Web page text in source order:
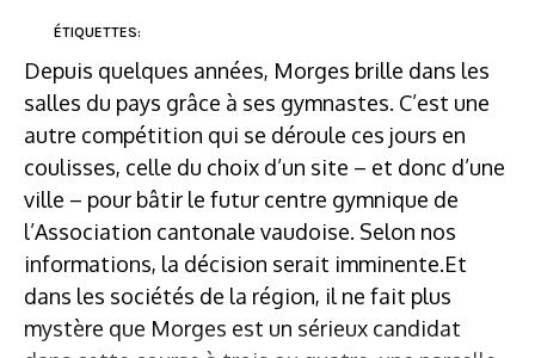
ÉTIQUETTES:
Depuis quelques années, Morges brille dans les
salles du pays grâce à ses gymnastes. C’est une
autre compétition qui se déroule ces jours en
coulisses, celle du choix d’un site – et donc d’une
ville – pour bâtir le futur centre gymnique de
l’Association cantonale vaudoise. Selon nos
informations, la décision serait imminente.Et
dans les sociétés de la région, il ne fait plus
mystère que Morges est un sérieux candidat